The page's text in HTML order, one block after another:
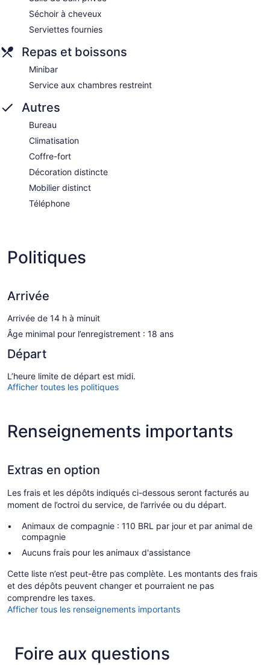
Séchoir à cheveux
Serviettes fournies
Repas et boissons
Minibar
Service aux chambres restreint
Autres
Bureau
Climatisation
Coffre-fort
Décoration distincte
Mobilier distinct
Téléphone
Politiques
Arrivée
Arrivée de 14 h à minuit
Âge minimal pour l’enregistrement : 18 ans
Départ
L’heure limite de départ est midi.
Afficher toutes les politiques
Renseignements importants
Extras en option
Les frais et les dépôts indiqués ci-dessous seront facturés au
moment de l’octroi du service, de l’arrivée ou du départ.
Animaux de compagnie : 110 BRL par jour et par animal de
compagnie
Aucuns frais pour les animaux d'assistance
Cette liste n’est peut-être pas complète. Les montants des frais
et des dépôts peuvent changer et pourraient ne pas
comprendre les taxes.
Afficher tous les renseignements importants
Foire aux questions